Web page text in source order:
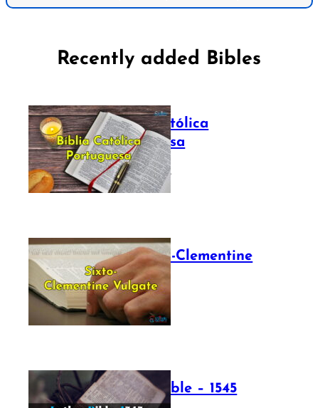
Recently added Bibles
Bíblia Católica
Portuguesa
July 16, 2025
The Sixto-Clementine
Vulgate
July 12, 2025
Luther Bible – 1545